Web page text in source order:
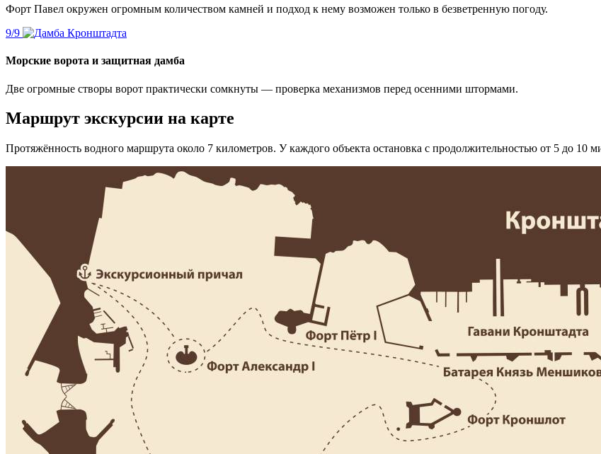
Форт Павел окружен огромным количеством камней и подход к нему возможен только в безветренную погоду.
Морские ворота и защитная дамба
Две огромные створы ворот практически сомкнуты — проверка механизмов перед осенними штормами.
Маршрут экскурсии на карте
Протяжённость водного маршрута около 7 километров. У каждого объекта остановка с продолжительностью от 5 до 10